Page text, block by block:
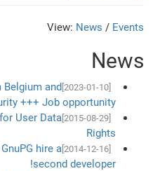
View: News / Events
News
[2023-01-10]
and
+++ Job opportunity
[2015-08-29]
User Data
Rights
[2014-12-16]
hire a
second developer!